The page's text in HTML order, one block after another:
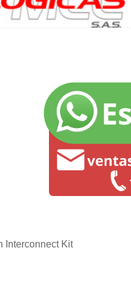
Interconnect Kit